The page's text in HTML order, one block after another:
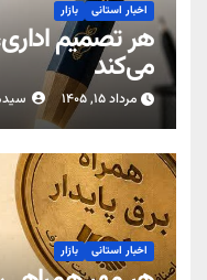
اخبار استانی بازار
هر تصمیم
می‌کند
مرداد ۱۵, ۱۴۰۵
اخبار استانی بازار